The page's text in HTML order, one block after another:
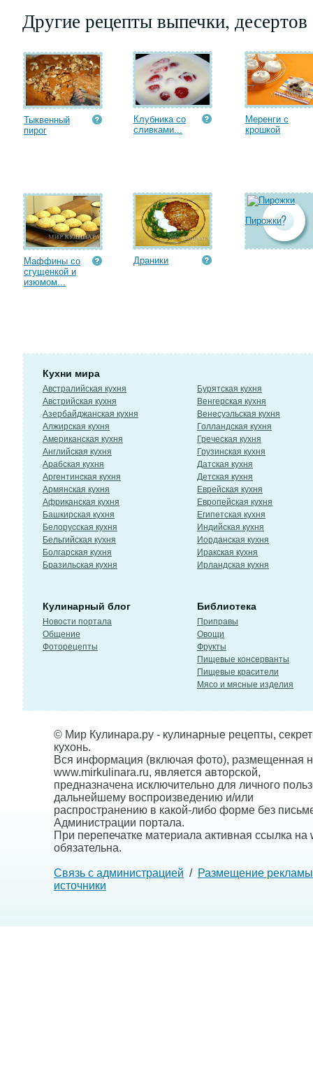
Другие рецепты выпечки, десертов
Тыквенный
пирог
Клубника со
сливками...
Меренги с
крошкой
Маффины со
сгущенкой и
изюмом...
Драники
Пирожки
Кухни мира
Австралийская кухня
Австрийская кухня
Азербайджанская кухня
Алжирская кухня
Американская кухня
Английская кухня
Арабская кухня
Аргентинская кухня
Армянская кухня
Африканская кухня
Башкирская кухня
Белорусская кухня
Бельгийская кухня
Болгарская кухня
Бразильская кухня
Бурятская кухня
Венгерская кухня
Венесуэльская кухня
Голландская кухня
Греческая кухня
Грузинская кухня
Датская кухня
Детская кухня
Еврейская кухня
Европейская кухня
Египетская кухня
Индийская кухня
Иорданская кухня
Иракская кухня
Ирландская кухня
Кулинарный блог
Новости портала
Общение
Фоторецепты
Библиотека
Приправы
Овощи
Фрукты
Пищевые консерванты
Пищевые красители
Мясо и мясные изделия
© Мир Кулинара.ру - кулинарные рецепты,
кухонь.
Вся информация (включая фото), размещенная
www.mirkulinara.ru, является авторской,
предназначена исключительно для личного
дальнейшему воспроизведению и/или
распространению в какой-либо форме без
Администрации портала.
При перепечатке материала активная ссылка на
обязательна.
Связь с администрацией / Размещение рекламы
источники